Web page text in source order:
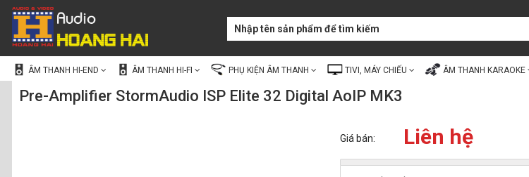
ÂM THANH HI-END ÂM THANH HI-FI PHỤ KIỆN ÂM THANH TIVI, MÁY CHIẾU ÂM THANH KARAOKE
Pre-Amplifier StormAudio ISP Elite 32 Digital AoIP MK3
Giá bán: Liên hệ